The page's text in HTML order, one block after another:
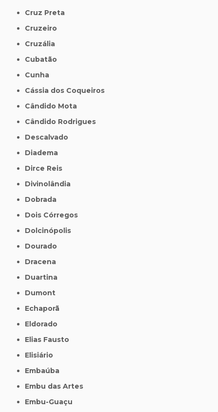
Cruz Preta
Cruzeiro
Cruzália
Cubatão
Cunha
Cássia dos Coqueiros
Cândido Mota
Cândido Rodrigues
Descalvado
Diadema
Dirce Reis
Divinolândia
Dobrada
Dois Córregos
Dolcinópolis
Dourado
Dracena
Duartina
Dumont
Echaporã
Eldorado
Elias Fausto
Elisiário
Embaúba
Embu das Artes
Embu-Guaçu